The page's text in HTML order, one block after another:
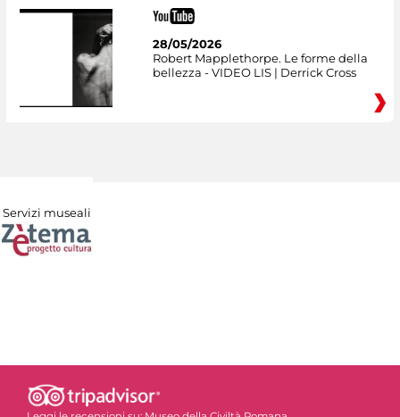
28/05/2026
Robert Mapplethorpe. Le forme della
bellezza - VIDEO LIS | Derrick Cross
Servizi museali